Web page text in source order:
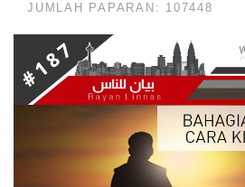
JUMLAH PAPARAN: 107448